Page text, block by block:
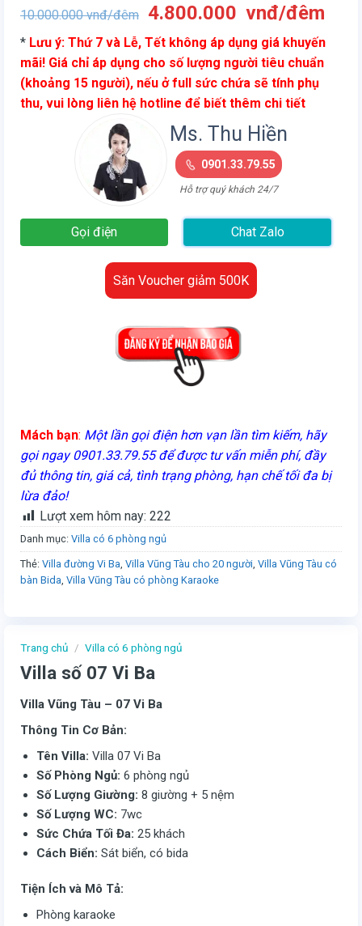
Trang chủ / Villa có 6 phòng ngủ
Villa số 07 Vi Ba
Villa Vũng Tàu – 07 Vi Ba
Thông Tin Cơ Bản:
Tên Villa: Villa 07 Vi Ba
Số Phòng Ngủ: 6 phòng ngủ
Số Lượng Giường: 8 giường + 5 nệm
Số Lượng WC: 7wc
Sức Chứa Tối Đa: 25 khách
Cách Biển: Sát biển, có bida
Tiện Ích và Mô Tả:
Phòng karaoke
10.000.000vnđ/đêm
Giá
gốc
là:
10.000.000
vnđ/
đêm.
4.800.000 vnđ/đêmGiá
tại
là:
* Lưu ý: Thứ 7 và Lễ, Tết không áp dụng giá khuyến
mãi! Giá chỉ áp dụng cho số lượng người tiêu chuẩn
(khoảng 15 người), nếu ở full sức chứa sẽ tính phụ
thu, vui lòng liên hệ hotline để biết thêm chi tiết
Ms. Thu Hiền
0901.33.79.55
Hỗ trợ quý khách 24/7
Gọi điện Chat Zalo
Săn Voucher giảm 500K
Mách bạn: Một lần gọi điện hơn vạn lần tìm kiếm, hãy
gọi ngay 0901.33.79.55 để được tư vấn miễn phí, đầy
đủ thông tin, giá cả, tình trạng phòng, hạn chế tối đa bị
lừa đảo!
Lượt xem hôm nay: 222
Danh mục: Villa có 6 phòng ngủ
Thẻ: Villa đường Vi Ba, Villa Vũng Tàu cho 20 người, Villa Vũng Tàu có
bàn Bida, Villa Vũng Tàu có phòng Karaoke